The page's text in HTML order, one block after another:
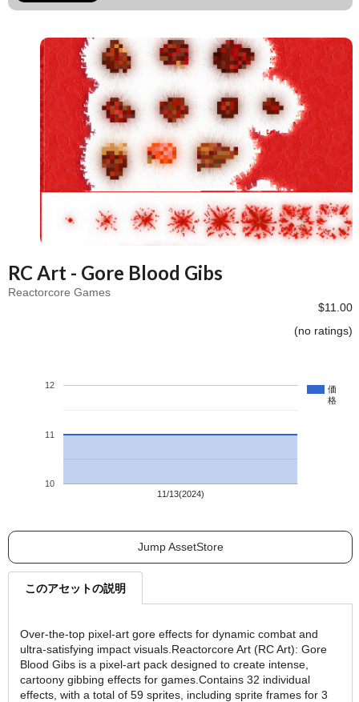
RC Art - Gore Blood Gibs
Reactorcore Games
$11.00
(no ratings)
価
格
11/13(2024)
10
11
12
Jump AssetStore
このアセットの説明
Over-the-top pixel-art gore effects for dynamic combat and
ultra-satisfying impact visuals.Reactorcore Art (RC Art): Gore
Blood Gibs is a pixel-art pack designed to create intense,
cartoony gibbing effects for games.Contains 32 individual
effects, with a total of 59 sprites, including sprite frames for 3